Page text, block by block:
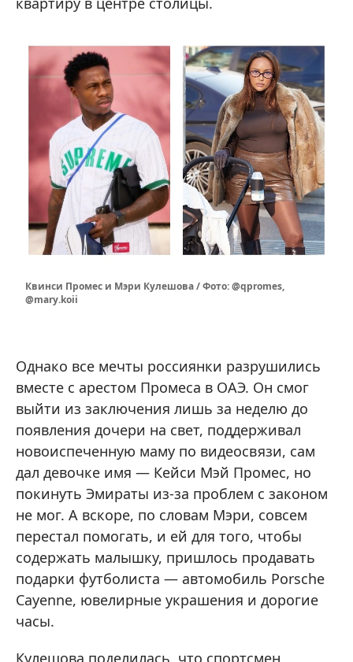
Квинси Промес и Мэри Кулешова / Фото: @qpromes,
@mary.koii
Однако все мечты россиянки разрушились
вместе с арестом Промеса в ОАЭ. Он смог
выйти из заключения лишь за неделю до
появления дочери на свет, поддерживал
новоиспеченную маму по видеосвязи, сам
дал девочке имя — Кейси Мэй Промес, но
покинуть Эмираты из-за проблем с законом
не мог. А вскоре, по словам Мэри, совсем
перестал помогать, и ей для того, чтобы
содержать малышку, пришлось продавать
подарки футболиста — автомобиль Porsche
Cayenne, ювелирные украшения и дорогие
часы.
Кулешова поделилась, что спортсмен